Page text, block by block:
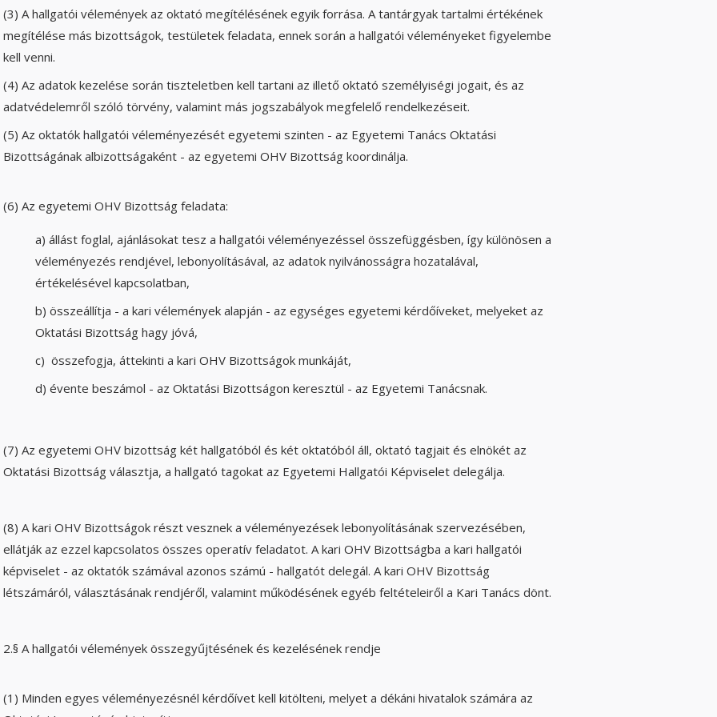
(3) A hallgatói vélemények az oktató megítélésének egyik forrása. A tantárgyak tartalmi értékének
megítélése más bizottságok, testületek feladata, ennek során a hallgatói véleményeket figyelembe
kell venni.
(4) Az adatok kezelése során tiszteletben kell tartani az illető oktató személyiségi jogait, és az
adatvédelemről szóló törvény, valamint más jogszabályok megfelelő rendelkezéseit.
(5) Az oktatók hallgatói véleményezését egyetemi szinten - az Egyetemi Tanács Oktatási
Bizottságának albizottságaként - az egyetemi OHV Bizottság koordinálja.
(6) Az egyetemi OHV Bizottság feladata:
a) állást foglal, ajánlásokat tesz a hallgatói véleményezéssel összefüggésben, így különösen a
véleményezés rendjével, lebonyolításával, az adatok nyilvánosságra hozatalával,
értékelésével kapcsolatban,
b) összeállítja - a kari vélemények alapján - az egységes egyetemi kérdőíveket, melyeket az
Oktatási Bizottság hagy jóvá,
c) összefogja, áttekinti a kari OHV Bizottságok munkáját,
d) évente beszámol - az Oktatási Bizottságon keresztül - az Egyetemi Tanácsnak.
(7) Az egyetemi OHV bizottság két hallgatóból és két oktatóból áll, oktató tagjait és elnökét az
Oktatási Bizottság választja, a hallgató tagokat az Egyetemi Hallgatói Képviselet delegálja.
(8) A kari OHV Bizottságok részt vesznek a véleményezések lebonyolításának szervezésében,
ellátják az ezzel kapcsolatos összes operatív feladatot. A kari OHV Bizottságba a kari hallgatói
képviselet - az oktatók számával azonos számú - hallgatót delegál. A kari OHV Bizottság
létszámáról, választásának rendjéről, valamint működésének egyéb feltételeiről a Kari Tanács dönt.
2.§ A hallgatói vélemények összegyűjtésének és kezelésének rendje
(1) Minden egyes véleményezésnél kérdőívet kell kitölteni, melyet a dékáni hivatalok számára az